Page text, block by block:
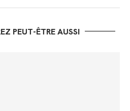
PEUT-ÊTRE AUSSI